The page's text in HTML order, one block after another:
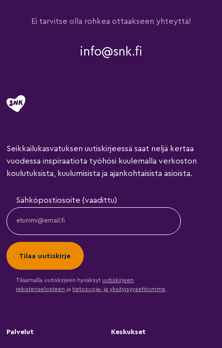
Ei tarvitse olla rohkea ottaakseen yhteyttä!
info@snk.fi
Seikkailukasvatuksen uutiskirjeessä saat neljä kertaa
vuodessa inspiraatiota työhösi kuulemalla verkoston
koulutuksista, kuulumisista ja ajankohtaisista asioista.
Sähköpostiosoite (vaadittu)
Tilaamalla uutiskirjeen hyväksyt uutiskirjeen
rekisteriselosteen ja tietosuoja- ja yksityisyysehtomme.
Palvelut Keskukset